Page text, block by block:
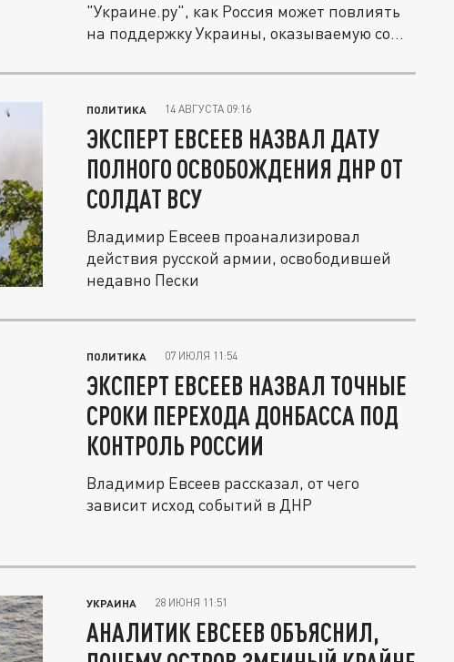
"Украине.ру", как Россия может повлиять
на поддержку Украины, оказываемую со...
ПОЛИТИКА 14 АВГУСТА 09:16
ЭКСПЕРТ ЕВСЕЕВ НАЗВАЛ ДАТУ
ПОЛНОГО ОСВОБОЖДЕНИЯ ДНР ОТ
СОЛДАТ ВСУ
Владимир Евсеев проанализировал
действия русской армии, освободившей
недавно Пески
ПОЛИТИКА 07 ИЮЛЯ 11:54
ЭКСПЕРТ ЕВСЕЕВ НАЗВАЛ ТОЧНЫЕ
СРОКИ ПЕРЕХОДА ДОНБАССА ПОД
КОНТРОЛЬ РОССИИ
Владимир Евсеев рассказал, от чего
зависит исход событий в ДНР
УКРАИНА 28 ИЮНЯ 11:51
АНАЛИТИК ЕВСЕЕВ ОБЪЯСНИЛ,